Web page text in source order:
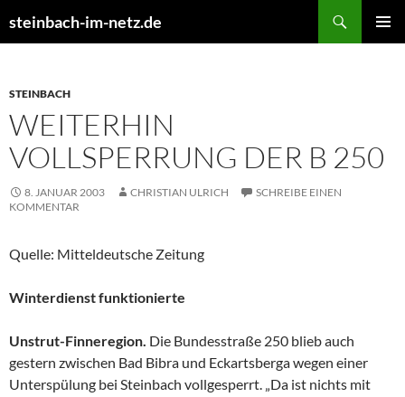
steinbach-im-netz.de
STEINBACH
WEITERHIN
VOLLSPERRUNG DER B 250
8. JANUAR 2003 CHRISTIAN ULRICH
SCHREIBE EINEN
KOMMENTAR
Quelle: Mitteldeutsche Zeitung
Winterdienst funktionierte
Unstrut-Finneregion. Die Bundesstraße 250 blieb auch
gestern zwischen Bad Bibra und Eckartsberga wegen einer
Unterspülung bei Steinbach vollgesperrt. „Da ist nichts mit